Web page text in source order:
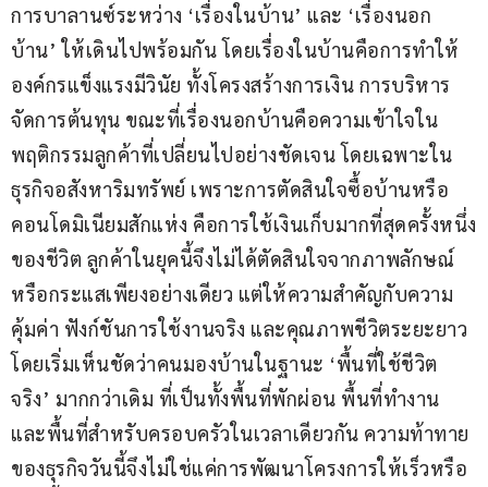
การบาลานซ์ระหว่าง ‘เรื่องในบ้าน’ และ ‘เรื่องนอก
บ้าน’ ให้เดินไปพร้อมกัน โดยเรื่องในบ้านคือการทำให้
องค์กรแข็งแรงมีวินัย ทั้งโครงสร้างการเงิน การบริหาร
จัดการต้นทุน ขณะที่เรื่องนอกบ้านคือความเข้าใจใน
พฤติกรรมลูกค้าที่เปลี่ยนไปอย่างชัดเจน โดยเฉพาะใน
ธุรกิจอสังหาริมทรัพย์ เพราะการตัดสินใจซื้อบ้านหรือ
คอนโดมิเนียมสักแห่ง คือการใช้เงินเก็บมากที่สุดครั้งหนึ่ง
ของชีวิต ลูกค้าในยุคนี้จึงไม่ได้ตัดสินใจจากภาพลักษณ์
หรือกระแสเพียงอย่างเดียว แต่ให้ความสำคัญกับความ
คุ้มค่า ฟังก์ชันการใช้งานจริง และคุณภาพชีวิตระยะยาว
โดยเริ่มเห็นชัดว่าคนมองบ้านในฐานะ ‘พื้นที่ใช้ชีวิต
จริง’ มากกว่าเดิม ที่เป็นทั้งพื้นที่พักผ่อน พื้นที่ทำงาน
และพื้นที่สำหรับครอบครัวในเวลาเดียวกัน ความท้าทาย
ของธุรกิจวันนี้จึงไม่ใช่แค่การพัฒนาโครงการให้เร็วหรือ